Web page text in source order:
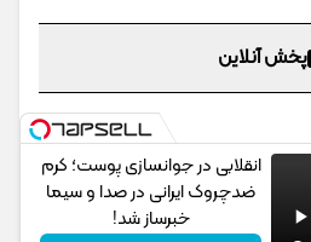
پخش آنلاین
انقلابی در جوانسازی پوست؛ کرم
ضدچروک ایرانی در صدا و سیما
خبرساز شد!